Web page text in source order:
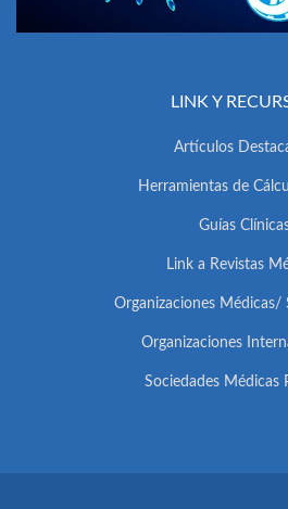
LINK Y
Artículos
Herramientas de
Guías
Link a Revistas
Organizaciones Médicas/
Organizaciones
Sociedades Médicas